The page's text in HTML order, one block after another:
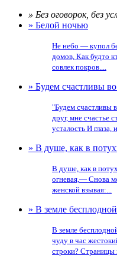
» Без оговорок, без
» Белой ночью
Не небо — купол
домов, Как будто
совлек покров....
» Будем счастливы
"Будем счастливы
друг, мне счастье
усталость И
» В душе, как в
В душе, как в
огневая,— Снова
женской взывая:...
» В земле
В земле
чуду в час
строки? Страницы